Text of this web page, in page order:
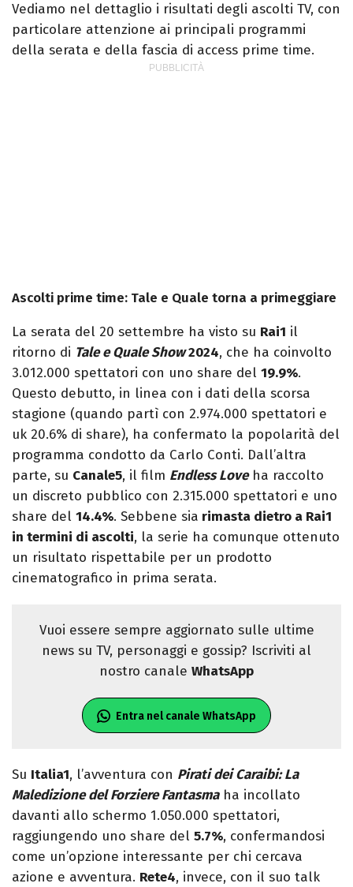
Vediamo nel dettaglio i risultati degli ascolti TV, con
particolare attenzione ai principali programmi
della serata e della fascia di access prime time.
Ascolti prime time: Tale e Quale torna a primeggiare
La serata del 20 settembre ha visto su Rai1 il
ritorno di Tale e Quale Show2024, che ha coinvolto
3.012.000 spettatori con uno share del 19.9%.
Questo debutto, in linea con i dati della scorsa
stagione (quando partì con 2.974.000 spettatori e
uk 20.6% di share), ha confermato la popolarità del
programma condotto da Carlo Conti. Dall’altra
parte, su Canale5, il film Endless Loveha raccolto
un discreto pubblico con 2.315.000 spettatori e uno
share del 14.4%. Sebbene sia rimasta dietro a Rai1
in termini di ascolti, la serie ha comunque ottenuto
un risultato rispettabile per un prodotto
cinematografico in prima serata.
Vuoi essere sempre aggiornato sulle ultime
news su TV, personaggi e gossip? Iscriviti al
nostro canale WhatsApp
Entra nel canale WhatsApp
Su Italia1, l’avventura con Pirati dei Caraibi: La
Maledizione del Forziere Fantasma ha incollato
davanti allo schermo 1.050.000 spettatori,
raggiungendo uno share del 5.7%, confermandosi
come un’opzione interessante per chi cercava
azione e avventura. Rete4, invece, con il suo talk